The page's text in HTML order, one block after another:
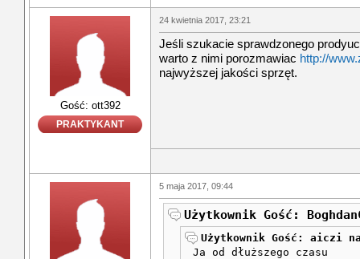
Gość: ott392
PRAKTYKANT
24 kwietnia 2017, 23:21
Jeśli szukacie sprawdzonego
warto z nimi porozmawiac http://
najwyższej jakości sprzęt.
5 maja 2017, 09:44
Użytkownik Gość:
Użytkownik Gość: aiczi
Ja od dłuższego czasu